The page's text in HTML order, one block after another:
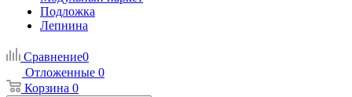
Подложка
Лепнина
Сравнение0
Отложенные 0
Корзина 0